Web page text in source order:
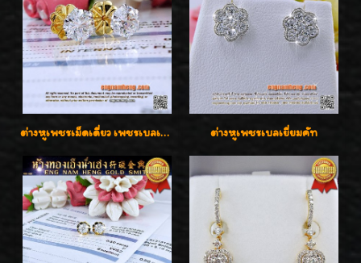
ต่างหูเพชรเม็ดเดี่ยว เพชรเบลเยี่ยมคัท น้ำ 96 H-Color/IF & VVS2/3EX น้ำหนักเพชรรวม 1.83 กะรัต พร้อมใบเซอร์ LAB GIA & HRD เพชรสวยปิ๊ง ราคาขายส่งค่ะ ต่างหูเพชรเบลเยี่ยมคัท